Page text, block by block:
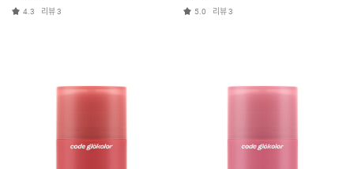
4.3 리뷰3 5.0 리뷰3